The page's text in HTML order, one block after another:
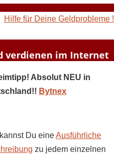
Hilfe für Deine Geldprobleme !
verdienen im Internet
Absolut NEU in
Bytnex
Du eineAusführliche
zu jedem einzelnen